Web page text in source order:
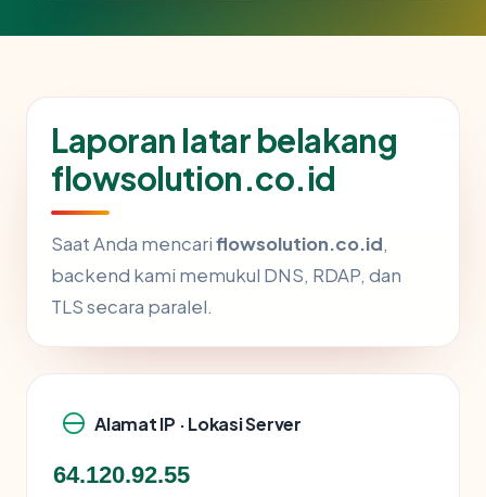
Laporan latar belakang
flowsolution.co.id
Saat Anda mencariflowsolution.co.id,
backend kami memukul DNS, RDAP, dan
TLS secara paralel.
Alamat IP · Lokasi Server
64.120.92.55